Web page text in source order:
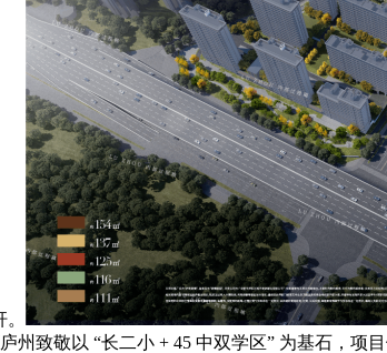
致敬以 “长二小 + 45 中双学区” 为基石，项